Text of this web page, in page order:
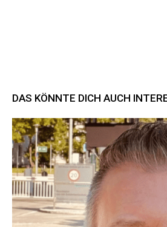
DAS KÖNNTE DICH AUCH